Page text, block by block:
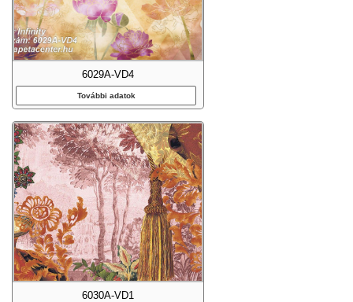
6029A-VD4
További adatok
6030A-VD1